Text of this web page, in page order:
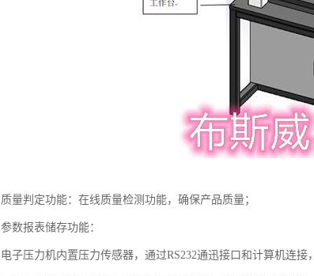
质量判定功能：在线质量检测功能，确保产品质量；
参数报表储存功能：
电子压力机内置压力传感器，通过RS232通迅接口和计算机连接，